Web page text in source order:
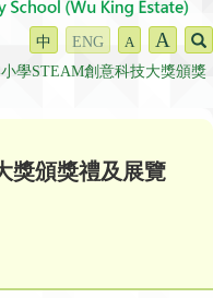
中 ENG A A
學STEAM創意科技大獎頒獎
獎頒獎禮及展覽